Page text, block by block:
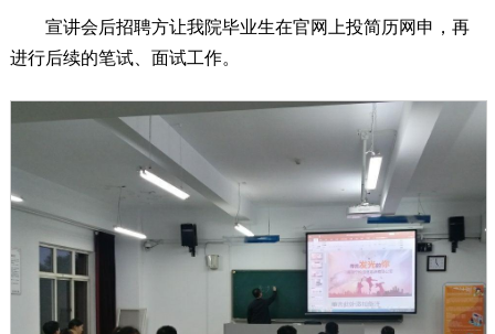
宣讲会后招聘方让我院毕业生在官网上投简历网申，再
进行后续的笔试、面试工作。